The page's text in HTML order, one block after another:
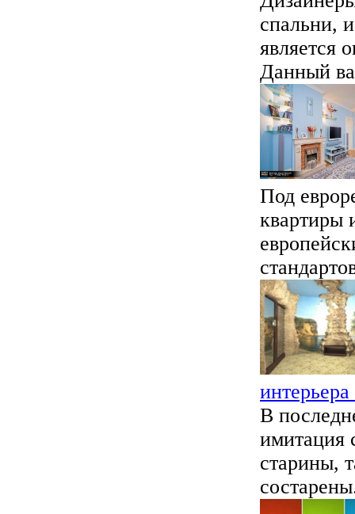
спальни,
является
Данный
Под
квартиры
В
имитация
старины,